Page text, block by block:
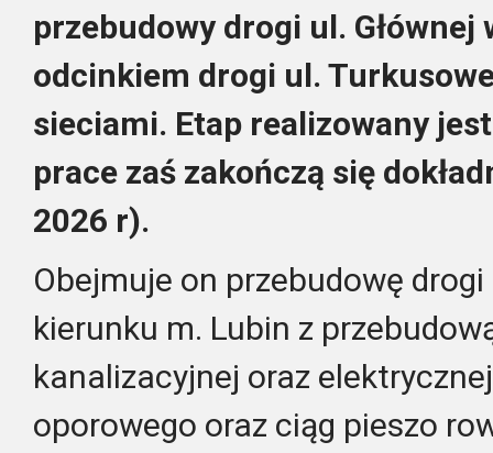
przebudowy drogi ul. Głównej
odcinkiem drogi ul.
sieciami. Etap realizowany
prace zaś zakończą się
2026 r).
Obejmuje on przebudowę
kierunku m. Lubin z
kanalizacyjnej oraz
oporowego oraz ciąg pieszo